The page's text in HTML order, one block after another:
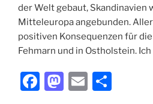
der Welt gebaut, Skandinavien
Mitteleuropa angebunden.
positiven Konsequenzen für
Fehmarn und in Ostholstein.
F
M E